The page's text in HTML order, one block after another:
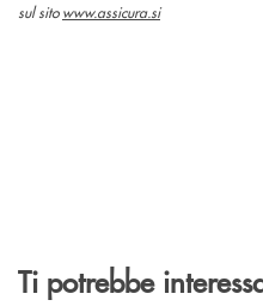
sul sitowww.assicura.si
Ti potrebbe